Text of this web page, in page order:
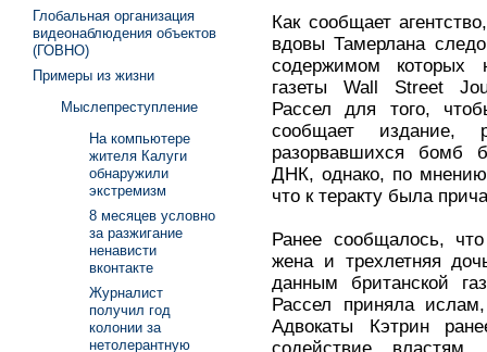
Как сообщает
вдовы Тамерлана
содержимом
газеты Wall Street
Рассел для того,
сообщает издание,
разорвавшихся бомб
ДНК, однако, по
что к теракту была
Ранее сообщалось,
жена и трехлетняя
данным британской
Рассел приняла
Адвокаты Кэтрин
содействие властям
Глобальная организация
видеонаблюдения объектов
(ГОВНО)
Примеры из жизни
Мыслепреступление
На компьютере
жителя Калуги
обнаружили
экстремизм
8 месяцев условно
за разжигание
ненависти
вконтакте
Журналист
получил год
колонии за
нетолерантную